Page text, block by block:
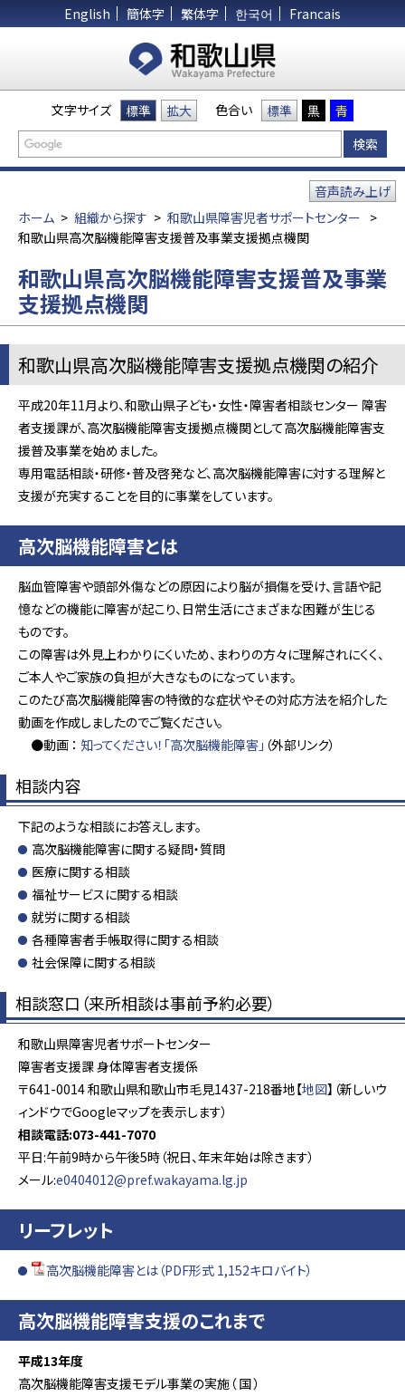
English 簡体字 繁体字 한국어 Francais
文字サイズ 標準 拡大 色合い 標準 黒 青
ホーム > 組織から探す > 和歌山県障害児者サポートセンター >
和歌山県高次脳機能障害支援普及事業支援拠点機関
音声読み上げ
和歌山県高次脳機能障害支援普及事業
支援拠点機関
和歌山県高次脳機能障害支援拠点機関の紹介
平成20年11月より、和歌山県子ども・女性・障害者相談センター 障害
者支援課が、高次脳機能障害支援拠点機関として高次脳機能障害支
援普及事業を始めました。
専用電話相談・研修・普及啓発など、高次脳機能障害に対する理解と
支援が充実することを目的に事業をしています。
高次脳機能障害とは
脳血管障害や頭部外傷などの原因により脳が損傷を受け、言語や記
憶などの機能に障害が起こり、日常生活にさまざまな困難が生じる
ものです。
この障害は外見上わかりにくいため、まわりの方々に理解されにくく、
ご本人やご家族の負担が大きなものになっています。
このたび高次脳機能障害の特徴的な症状やその対応方法を紹介した
動画を作成しましたのでご覧ください。
●動画 ： 知ってください！「高次脳機能障害」 （外部リンク）
相談内容
下記のような相談にお答えします。
高次脳機能障害に関する疑問・質問
医療に関する相談
福祉サービスに関する相談
就労に関する相談
各種障害者手帳取得に関する相談
社会保障に関する相談
相談窓口（来所相談は事前予約必要）
和歌山県障害児者サポートセンター
障害者支援課 身体障害者支援係
〒641-0014 和歌山県和歌山市毛見1437-218番地【地図】（新しいウ
ィンドウでGoogleマップを表示します）
相談電話:073-441-7070
平日:午前9時から午後5時（祝日、年末年始は除きます）
メール:e0404012@pref.wakayama.lg.jp
リーフレット
高次脳機能障害とは（PDF形式 1,152キロバイト）
高次脳機能障害支援のこれまで
平成13年度
高次脳機能障害支援モデル事業の実施（ 国 ）